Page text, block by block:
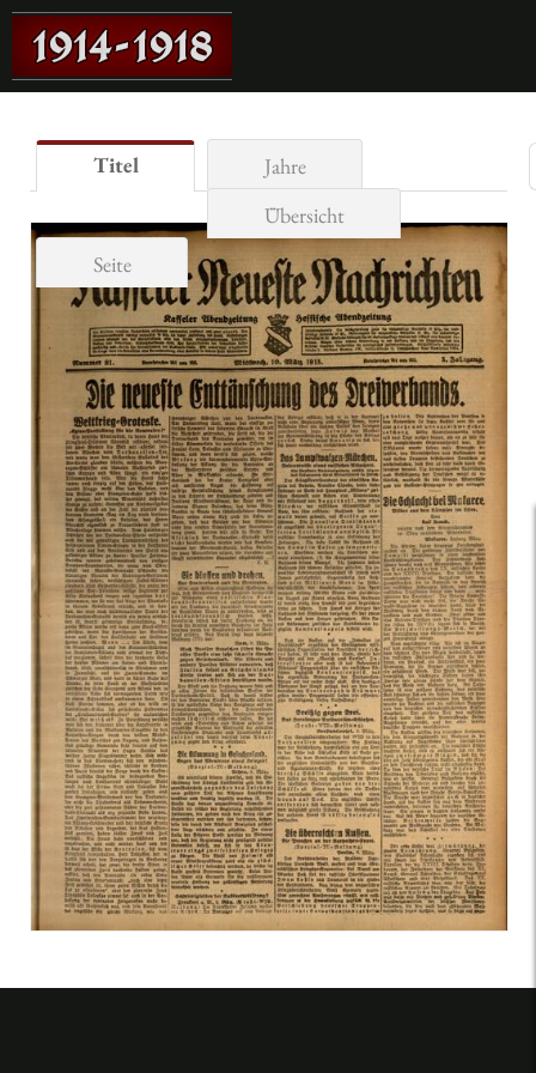
Titel
Jahre
Übersicht
Seite